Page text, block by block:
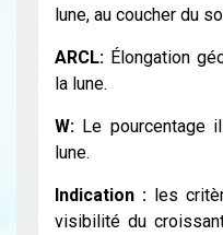
lune, au coucher du
ARCL: Élongation
la lune.
W: Le pourcentage
lune.
Indication : les
visibilité du